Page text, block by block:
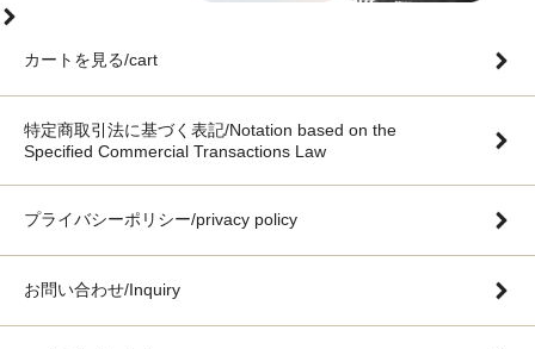
カートを見る/cart
特定商取引法に基づく表記/Notation based on the
Specified Commercial Transactions Law
プライバシーポリシー/privacy policy
お問い合わせ/Inquiry